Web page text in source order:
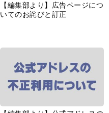
【編集部より】広告ページにつ
いてのお詫びと訂正